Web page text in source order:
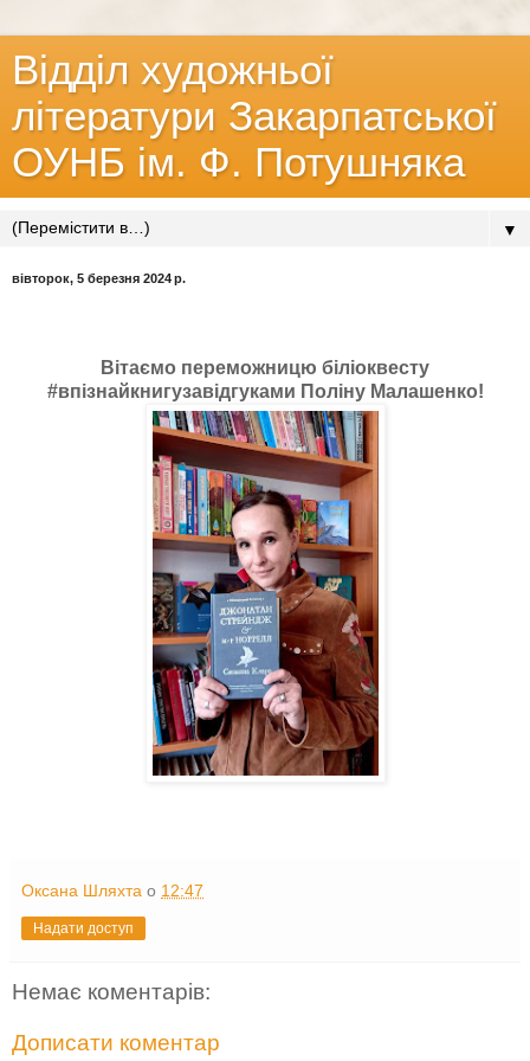
Відділ художньої
літератури Закарпатської
ОУНБ ім. Ф. Потушняка
▼
вівторок, 5 березня 2024 р.
Вітаємо переможницю біліоквесту
#впізнайкнигузавідгуками Поліну Малашенко!
Оксана Шляхта о 12:47
Надати доступ
Немає коментарів:
Дописати коментар